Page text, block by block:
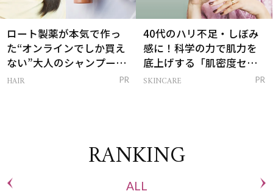
ロート製薬が本気で作っ
た“オンラインでしか買え
ない”大人のシャンプー＆
トリートメントって？
HAIR PR
40代のハリ不足・しぼみ
感に！科学の力で肌力を
底上げする「肌密度セラ
ム」
SKINCARE PR
RANKING
ALL